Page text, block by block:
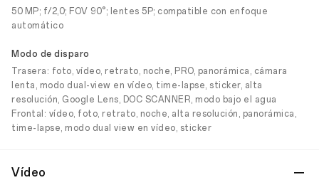
50 MP; f/2,0; FOV 90°; lentes 5P; compatible con enfoque
automático
Modo de disparo
Trasera: foto, vídeo, retrato, noche, PRO, panorámica, cámara
lenta, modo dual-view en vídeo, time-lapse, sticker, alta
resolución, Google Lens, DOC SCANNER, modo bajo el agua
Frontal: vídeo, foto, retrato, noche, alta resolución, panorámica,
time-lapse, modo dual view en vídeo, sticker
Vídeo